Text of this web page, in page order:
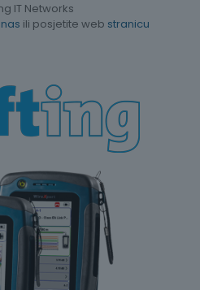
IT Networks
ili posjetite web stranicu